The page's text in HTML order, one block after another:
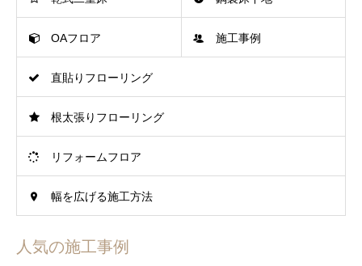
OAフロア 施工事例
直貼りフローリング
根太張りフローリング
リフォームフロア
幅を広げる施工方法
人気の施工事例